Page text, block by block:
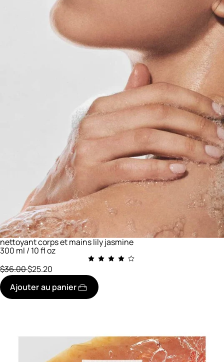
nettoyant corps et mains lily jasmine
300 ml / 10 fl oz
prix initial
$36.00réduit à
$25.20
Ajouter au panier